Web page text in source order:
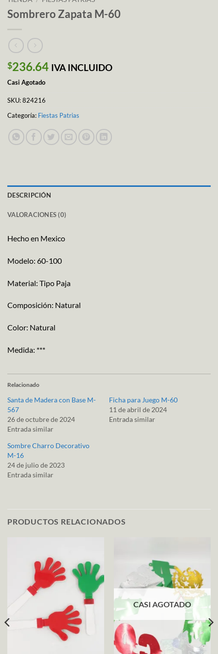
Sombrero Zapata M-60
$236.64 IVA INCLUIDO
Casi Agotado
SKU:824216
Categoría: Fiestas Patrias
DESCRIPCIÓN
VALORACIONES (0)
Hecho en Mexico
Modelo: 60-100
Material: Tipo Paja
Composición: Natural
Color: Natural
Medida: ***
Relacionado
Santa de Madera con Base M-
567
26 de octubre de 2024
Entrada similar
Ficha para Juego M-60
11 de abril de 2024
Entrada similar
Sombre Charro Decorativo
M-16
24 de julio de 2023
Entrada similar
PRODUCTOS RELACIONADOS
CASI AGOTADO